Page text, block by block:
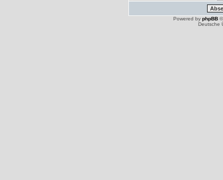
Powered by phpBB
Deutsche